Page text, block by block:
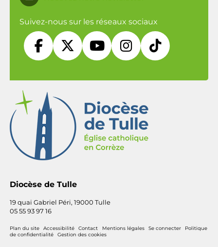
Suivez-nous sur les réseaux sociaux
    
Diocèse de Tulle
19 quai Gabriel Péri, 19000 Tulle
05 55 93 97 16
Plan du site Accessibilité Contact Mentions légales Se connecter
Politique
de confidentialité
Gestion des cookies